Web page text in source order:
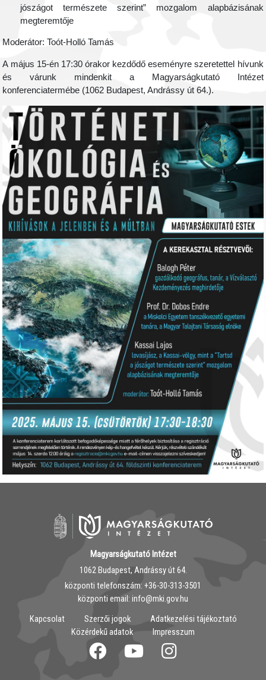
jószágot természete szerint” mozgalom alapbázisának
megteremtője
Moderátor: Toót-Holló Tamás
A május 15-én 17:30 órakor kezdődő eseményre szeretettel hívunk
és várunk mindenkit a Magyarságkutató Intézet
konferenciatermébe (1062 Budapest, Andrássy út 64.).
Magyarságkutató Intézet
1062 Budapest, Andrássy út 64.
központi telefonszám: ‭+36-30-313-3501
központi email: info@mki.gov.hu
Kapcsolat
Szerzői jogok
Adatkezelési tájékoztató
Közérdekű adatok
Impresszum